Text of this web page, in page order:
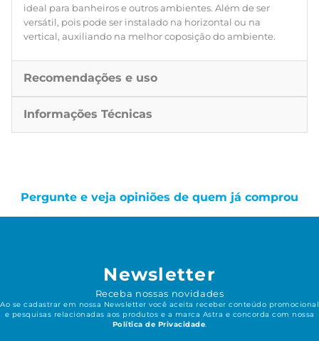
ideal para banheiros e outros ambientes. Além de ser
versátil, pois pode ser instalado na horizontal ou na
vertical, auxiliando na melhor coposição do ambiente.
Recomendações e uso
Informações Técnicas
Pergunte e veja opiniões de quem já comprou
Newsletter
Receba nossas novidades
Ao se cadastrar em nossa Newsletter você aceita receber conteúdo promocional
e pesquisas relacionadas aos produtos e a marca Astra e concorda com nossa
Política de Privacidade